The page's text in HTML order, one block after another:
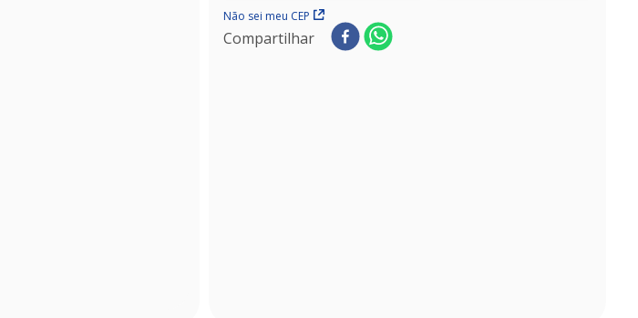
Não sei meu CEP
Compartilhar